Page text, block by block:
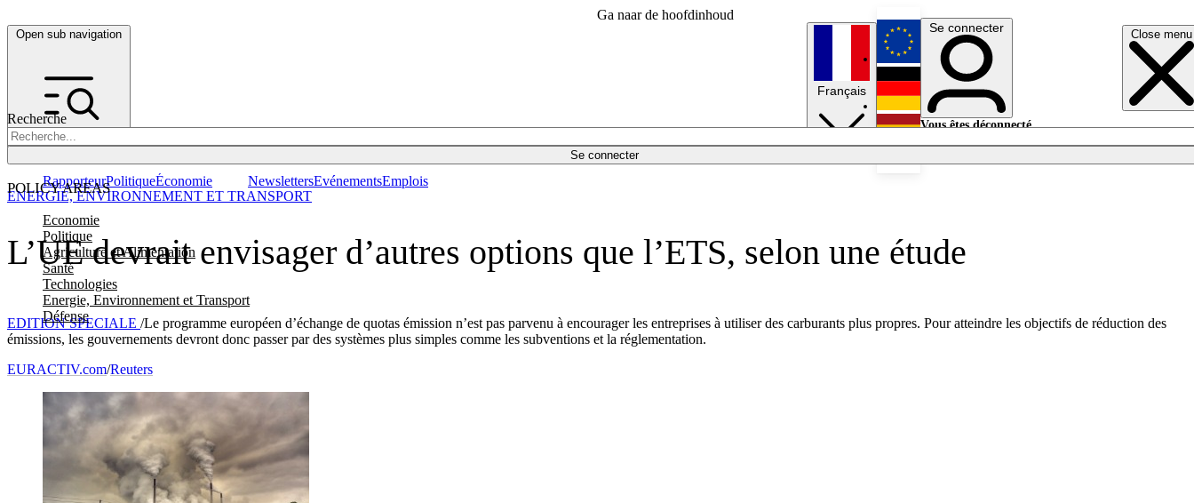
Ga naar de hoofdinhoud
Open sub navigation Close menu
Recherche
Se connecter
POLICY AREAS
Economie
Politique
Agriculture et Alimentation
Santé
Technologies
Energie, Environnement et Transport
Défense
RapporteurPolitiqueÉconomie NewslettersEvénementsEmplois
Français
English
Deutsch
Se connecter
Vous êtes déconnecté.
L’UE devrait envisager d’autres options que l’ETS, selon une étude
EDITION SPECIALE /Le programme européen d’échange de quotas émission n’est pas parvenu à encourager les entreprises à utiliser des carburants plus propres. Pour atteindre les objectifs de réduction des
émissions, les gouvernements devront donc passer par des systèmes plus simples comme les subventions et la réglementation.
ENERGIE, ENVIRONNEMENT ET TRANSPORT
EURACTIV.com/Reuters